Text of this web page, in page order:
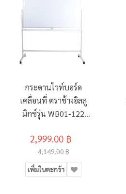
กระดานไวท์บอร์ด
เคลื่อนที่ ตราช้างอิลลู
มิกซ์รุ่น WB01-122
2,999.00 ฿
4,149.00 ฿
เพิ่มในตะกร้า